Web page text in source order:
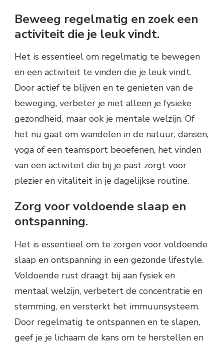
Beweeg regelmatig en zoek een
activiteit die je leuk vindt.
Het is essentieel om regelmatig te bewegen
en een activiteit te vinden die je leuk vindt.
Door actief te blijven en te genieten van de
beweging, verbeter je niet alleen je fysieke
gezondheid, maar ook je mentale welzijn. Of
het nu gaat om wandelen in de natuur, dansen,
yoga of een teamsport beoefenen, het vinden
van een activiteit die bij je past zorgt voor
plezier en vitaliteit in je dagelijkse routine.
Zorg voor voldoende slaap en
ontspanning.
Het is essentieel om te zorgen voor voldoende
slaap en ontspanning in een gezonde lifestyle.
Voldoende rust draagt bij aan fysiek en
mentaal welzijn, verbetert de concentratie en
stemming, en versterkt het immuunsysteem.
Door regelmatig te ontspannen en te slapen,
geef je je lichaam de kans om te herstellen en